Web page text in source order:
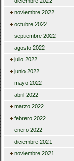
noviembre 2022
octubre 2022
septiembre 2022
agosto 2022
julio 2022
junio 2022
mayo 2022
abril 2022
marzo 2022
febrero 2022
enero 2022
diciembre 2021
noviembre 2021